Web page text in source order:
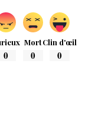
0
Mort
0
Clin d'œil
0